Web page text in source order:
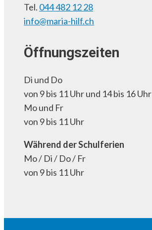
Tel. 044 482 12 28
info@maria-hilf.ch
Öffnungszeiten
Di und Do
von 9 bis 11 Uhr und 14 bis 16 Uhr
Mo und Fr
von 9 bis 11 Uhr
Während der Schulferien
Mo / Di / Do / Fr
von 9 bis 11 Uhr